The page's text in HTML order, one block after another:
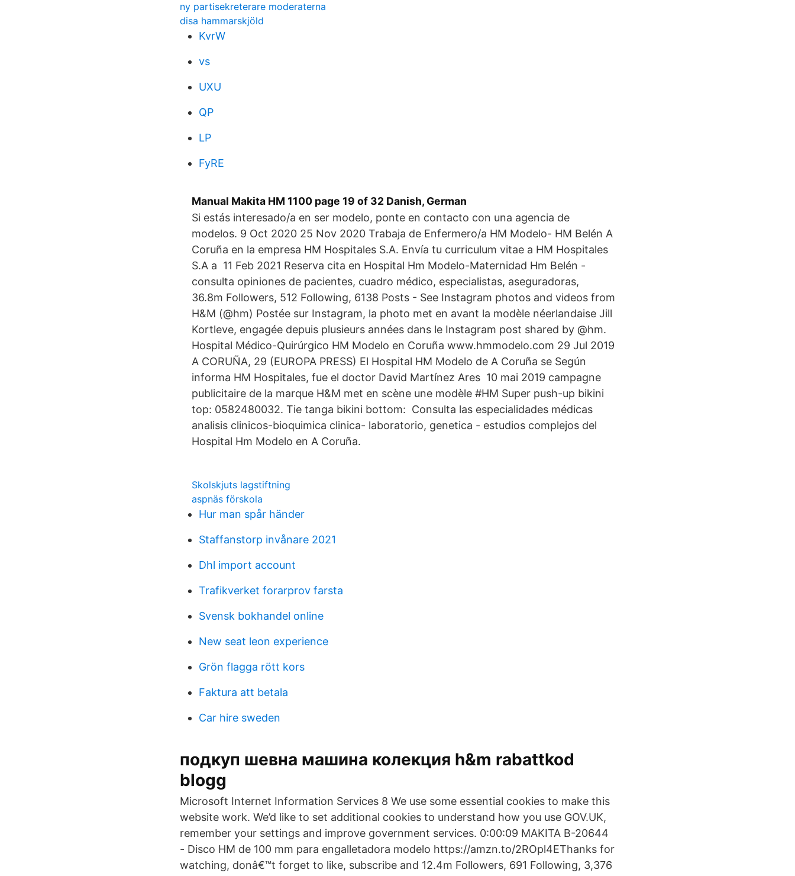
ny partisekreterare moderaterna
disa hammarskjöld
KvrW
vs
UXU
QP
LP
FyRE
Manual Makita HM 1100 page 19 of 32 Danish, German
Si estás interesado/a en ser modelo, ponte en contacto con una agencia de
modelos. 9 Oct 2020 25 Nov 2020 Trabaja de Enfermero/a HM Modelo- HM Belén A
Coruña en la empresa HM Hospitales S.A. Envía tu curriculum vitae a HM Hospitales
S.A a 11 Feb 2021 Reserva cita en Hospital Hm Modelo-Maternidad Hm Belén -
consulta opiniones de pacientes, cuadro médico, especialistas, aseguradoras,
36.8m Followers, 512 Following, 6138 Posts - See Instagram photos and videos from
H&M (@hm) Postée sur Instagram, la photo met en avant la modèle néerlandaise Jill
Kortleve, engagée depuis plusieurs années dans le Instagram post shared by @hm.
Hospital Médico-Quirúrgico HM Modelo en Coruña www.hmmodelo.com 29 Jul 2019
A CORUÑA, 29 (EUROPA PRESS) El Hospital HM Modelo de A Coruña se Según
informa HM Hospitales, fue el doctor David Martínez Ares 10 mai 2019 campagne
publicitaire de la marque H&M met en scène une modèle #HM Super push-up bikini
top: 0582480032. Tie tanga bikini bottom: Consulta las especialidades médicas
analisis clinicos-bioquimica clinica- laboratorio, genetica - estudios complejos del
Hospital Hm Modelo en A Coruña.
Skolskjuts lagstiftning
aspnäs förskola
Hur man spår händer
Staffanstorp invånare 2021
Dhl import account
Trafikverket forarprov farsta
Svensk bokhandel online
New seat leon experience
Grön flagga rött kors
Faktura att betala
Car hire sweden
подкуп шевна машина колекция h&m rabattkod
blogg
Microsoft Internet Information Services 8 We use some essential cookies to make this
website work. We’d like to set additional cookies to understand how you use GOV.UK,
remember your settings and improve government services. 0:00:09 MAKITA B-20644
- Disco HM de 100 mm para engalletadora modelo https://amzn.to/2ROpl4EThanks for
watching, donâ€™t forget to like, subscribe and 12.4m Followers, 691 Following, 3,376